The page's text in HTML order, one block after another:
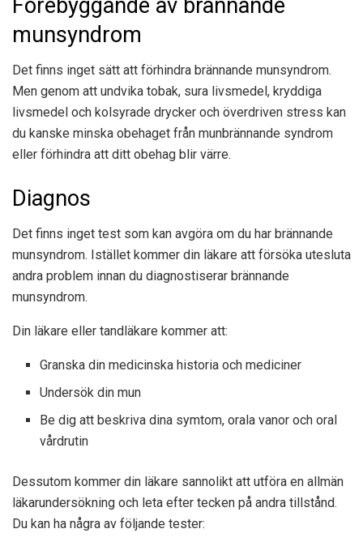
Förebyggande av brännande
munsyndrom
Det finns inget sätt att förhindra brännande munsyndrom.
Men genom att undvika tobak, sura livsmedel, kryddiga
livsmedel och kolsyrade drycker och överdriven stress kan
du kanske minska obehaget från munbrännande syndrom
eller förhindra att ditt obehag blir värre.
Diagnos
Det finns inget test som kan avgöra om du har brännande
munsyndrom. Istället kommer din läkare att försöka utesluta
andra problem innan du diagnostiserar brännande
munsyndrom.
Din läkare eller tandläkare kommer att:
Granska din medicinska historia och mediciner
Undersök din mun
Be dig att beskriva dina symtom, orala vanor och oral
vårdrutin
Dessutom kommer din läkare sannolikt att utföra en allmän
läkarundersökning och leta efter tecken på andra tillstånd.
Du kan ha några av följande tester: